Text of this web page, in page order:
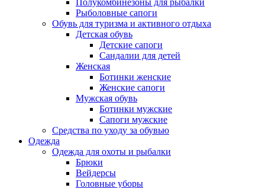
Полукомбинезоны для рыбалки
Рыболовные сапоги
Обувь для туризма и активного отдыха
Детская обувь
Детские сапоги
Сандалии для детей
Женская
Ботинки женские
Женские сапоги
Мужская обувь
Ботинки мужские
Сапоги мужские
Средства по уходу за обувью
Одежда
Одежда для охоты и рыбалки
Брюки
Вейдерсы
Головные уборы